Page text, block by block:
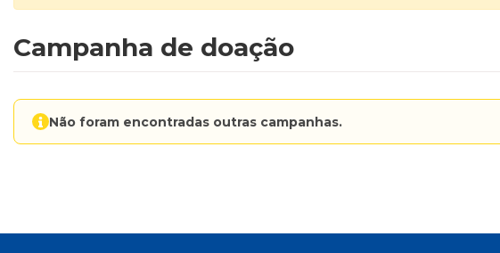
Campanha de doação
Não foram encontradas outras campanhas.